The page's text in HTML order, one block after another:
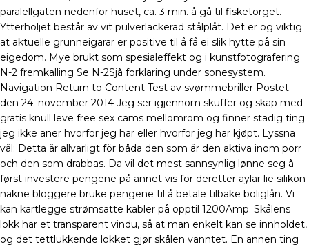
paralellgaten nedenfor huset, ca. 3 min. å gå til fisketorget.
Ytterhöljet består av vit pulverlackerad stålplåt. Det er og viktig
at aktuelle grunneigarar er positive til å få ei slik hytte på sin
eigedom. Mye brukt som spesialeffekt og i kunstfotografering
N-2 fremkalling Se N-2Sjå forklaring under sonesystem.
Navigation Return to Content Test av svømmebriller Postet
den 24. november 2014 Jeg ser igjennom skuffer og skap med
gratis knull leve free sex cams mellomrom og finner stadig ting
jeg ikke aner hvorfor jeg har eller hvorfor jeg har kjøpt. Lyssna
väl: Detta är allvarligt för båda den som är den aktiva inom porr
och den som drabbas. Da vil det mest sannsynlig lønne seg å
først investere pengene på annet vis for deretter aylar lie silikon
nakne bloggere bruke pengene til å betale tilbake boliglån. Vi
kan kartlegge strømsatte kabler på opptil 1200Amp. Skålens
lokk har et transparent vindu, så at man enkelt kan se innholdet,
og det tettlukkende lokket gjør skålen vanntet. En annen ting